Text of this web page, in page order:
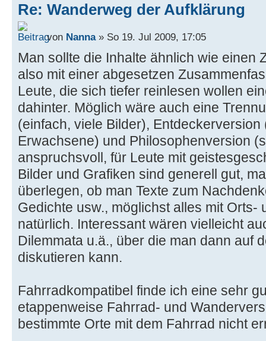
Re: Wanderweg der Aufklärung
von Nanna» So 19. Jul 2009, 17:05
Man sollte die Inhalte ähnlich wie einen
also mit einer abgesetzen
Leute, die sich tiefer reinlesen wollen
dahinter. Möglich wäre auch eine
(einfach, viele Bilder),
Erwachsene) und Philosophenversion
anspruchsvoll, für Leute mit
Bilder und Grafiken sind generell gut,
überlegen, ob man Texte zum
Gedichte usw., möglichst alles mit Orts-
natürlich. Interessant wären vielleicht
Dilemmata u.ä., über die man dann auf
diskutieren kann.
Fahrradkompatibel finde ich eine sehr
etappenweise Fahrrad- und
bestimmte Orte mit dem Fahrrad nicht